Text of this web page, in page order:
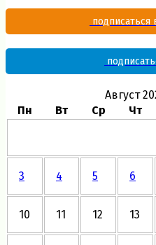
подписаться
Август
Пн
Вт Ср Чт
3 4 5 6
10 11 12 13